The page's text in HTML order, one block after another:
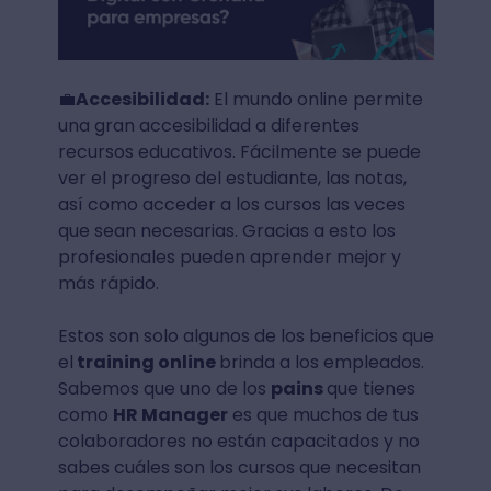
💼Accesibilidad:El mundo online permite
una gran accesibilidad a diferentes
recursos educativos. Fácilmente se puede
ver el progreso del estudiante, las notas,
así como acceder a los cursos las veces
que sean necesarias. Gracias a esto los
profesionales pueden aprender mejor y
más rápido.
Estos son solo algunos de los beneficios que
el training online brinda a los empleados.
Sabemos que uno de los painsque tienes
como HR Manager es que muchos de tus
colaboradores no están capacitados y no
sabes cuáles son los cursos que necesitan